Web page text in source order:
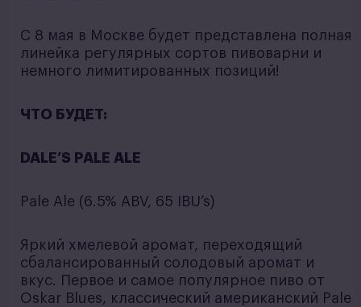
С 8 мая в Москве будет представлена полная
линейка регулярных сортов пивоварни и
немного лимитированных позиций!
ЧТО БУДЕТ:
DALE’S PALE ALE
Pale Ale (6.5% ABV, 65 IBU’s)
Яркий хмелевой аромат, переходящий
сбалансированный солодовый аромат и
вкус. Первое и самое популярное пиво от
Oskar Blues, классический американский Pale